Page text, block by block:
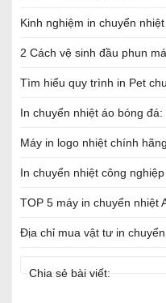
Kinh nghiệm in chuyển
2 Cách vệ sinh đầu phun
Tìm hiểu quy trình in Pet
In chuyển nhiệt áo bóng
Máy in logo nhiệt chính
In chuyển nhiệt công
TOP 5 máy in chuyển nhiệt
Địa chỉ mua vật tư in
Chia sẻ bài viết: